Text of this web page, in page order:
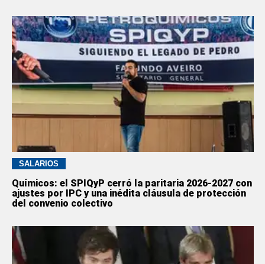
SALARIOS
Químicos: el SPIQyP cerró la paritaria 2026-2027 con
ajustes por IPC y una inédita cláusula de protección
del convenio colectivo